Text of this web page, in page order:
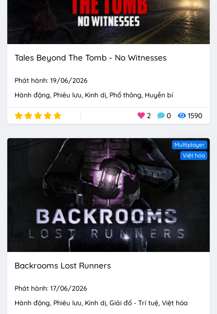
Tales Beyond The Tomb - No Witnesses
Phát hành: 19/06/2026
Hành động Phiêu lưu Kinh dị Phổ thông Huyền bí
2 0 1590
Multiplayer
Việt hóa
Backrooms Lost Runners
Phát hành: 17/06/2026
Hành động Phiêu lưu Kinh dị Giải đố - Trí tuệ Việt hóa